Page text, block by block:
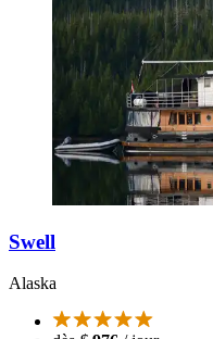
Swell
Alaska